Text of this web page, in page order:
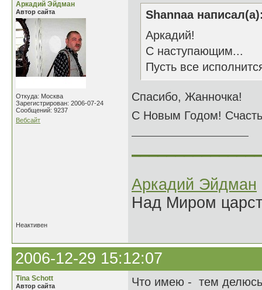
Аркадий Эйдман
Автор сайта
Откуда: Москва
Зарегистрирован: 2006-07-24
Сообщений: 9237
Вебсайт
Shannaa
Аркадий!
С наступающим...
Пусть все
Спасибо, Жанночка!
С Новым Годом!
Аркадий Эйдман
Над Миром
Неактивен
2006-12-29 15:12:07
Tina Schott
Автор сайта
Что имею - тем